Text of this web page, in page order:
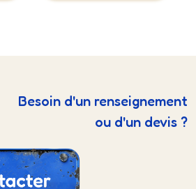
Besoin d'un renseignement
ou d'un devis ?